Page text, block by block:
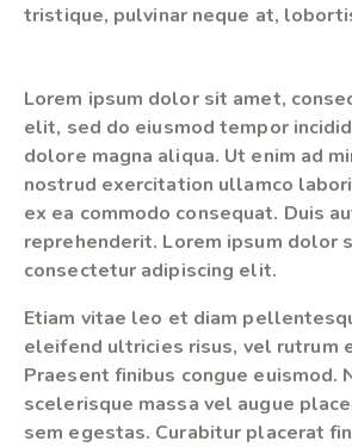
tristique, pulvinar neque at,
Lorem ipsum dolor sit amet,
elit, sed do eiusmod tempor
dolore magna aliqua. Ut enim ad
nostrud exercitation ullamco
ex ea commodo consequat. Duis
reprehenderit. Lorem ipsum dolor
consectetur adipiscing elit.
Etiam vitae leo et diam
eleifend ultricies risus, vel rutrum
Praesent finibus congue euismod.
scelerisque massa vel augue
sem egestas. Curabitur placerat